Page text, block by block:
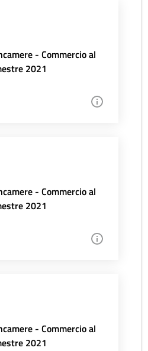
- Commercio al
2021
- Commercio al
2021
- Commercio al
2021